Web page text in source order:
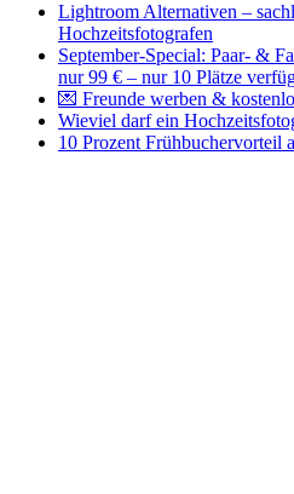
Lightroom Alternativen –
Hochzeitsfotografen
September-Special: Paar- &
nur 99 € – nur 10 Plätze
💌 Freunde werben &
Wieviel darf ein
10 Prozent Frühbuchervorteil